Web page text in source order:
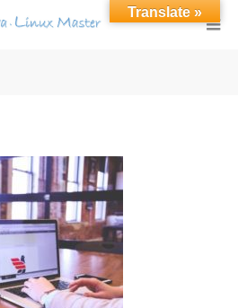
Translate »